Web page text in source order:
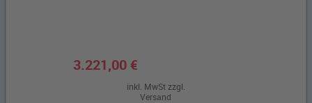
3.221,00 €
inkl. MwSt zzgl.
Versand